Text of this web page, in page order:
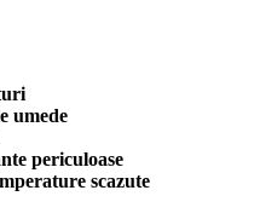
umede
periculoase
scazute